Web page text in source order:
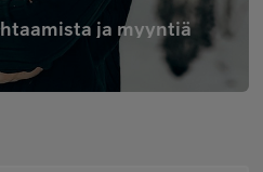
ja myyntiä